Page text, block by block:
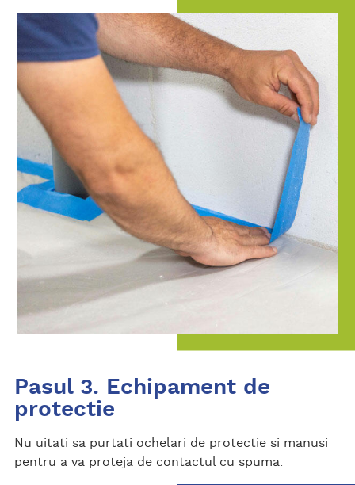
Pasul 3. Echipament de
protectie
Nu uitati sa purtati ochelari de protectie si manusi
pentru a va proteja de contactul cu spuma.